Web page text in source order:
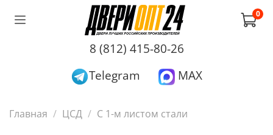
0
8 (812) 415-80-26
Telegram
MAX
Главная ЦСД С 1-м листом стали